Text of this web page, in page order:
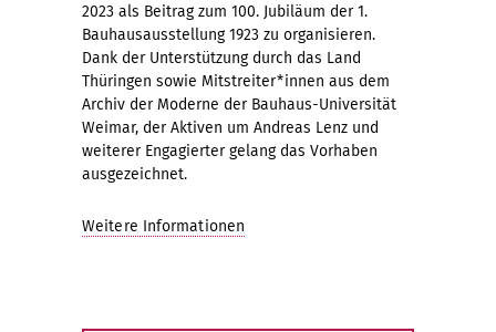
2023 als Beitrag zum 100. Jubiläum der 1.
Bauhausausstellung 1923 zu organisieren.
Dank der Unterstützung durch das Land
Thüringen sowie Mitstreiter*innen aus dem
Archiv der Moderne der Bauhaus-Universität
Weimar, der Aktiven um Andreas Lenz und
weiterer Engagierter gelang das Vorhaben
ausgezeichnet.
Weitere Informationen